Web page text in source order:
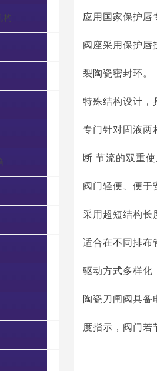
构 应用国家保护唇
阀座采用保护唇
裂陶瓷密封环。
特殊结构设计，
专门针对固液两
断 节流的双重
阀门轻便、便于
采用超短结构长
适合在不同排布
驱动方式多样化
陶瓷刀闸阀具
度指示，阀门若